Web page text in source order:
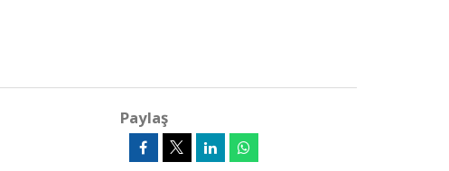
Paylaş